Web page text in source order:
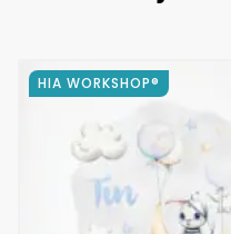
HIA WORKSHOP®
Ovaj
proizvod